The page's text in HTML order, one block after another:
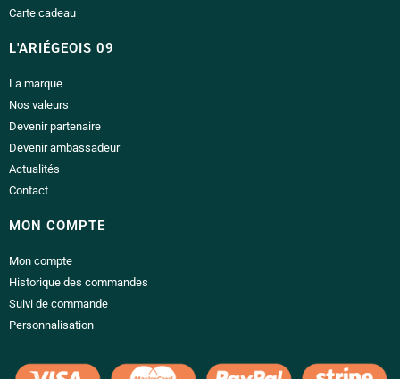
Carte cadeau
L'ARIÉGEOIS 09
La marque
Nos valeurs
Devenir partenaire
Devenir ambassadeur
Actualités
Contact
MON COMPTE
Mon compte
Historique des commandes
Suivi de commande
Personnalisation